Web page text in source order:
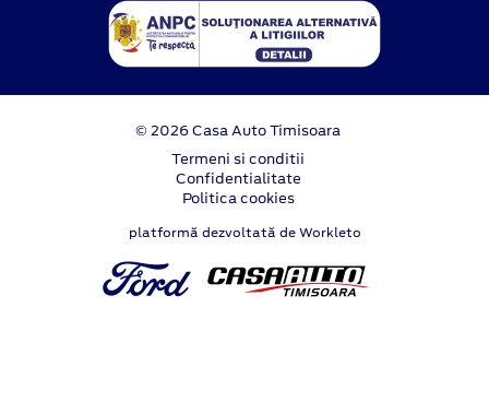
© 2026 Casa Auto Timisoara
Termeni si conditii
Confidentialitate
Politica cookies
platformă dezvoltată de Workleto